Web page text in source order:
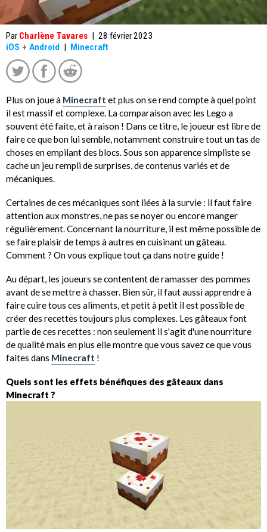
Par Charlène Tavares | 28 février 2023
iOS + Android | Minecraft
Plus on joue à Minecraft et plus on se rend compte à quel point
il est massif et complexe. La comparaison avec les Lego a
souvent été faite, et à raison ! Dans ce titre, le joueur est libre de
faire ce que bon lui semble, notamment construire tout un tas de
choses en empilant des blocs. Sous son apparence simpliste se
cache un jeu rempli de surprises, de contenus variés et de
mécaniques.
Certaines de ces mécaniques sont liées à la survie : il faut faire
attention aux monstres, ne pas se noyer ou encore manger
régulièrement. Concernant la nourriture, il est même possible de
se faire plaisir de temps à autres en cuisinant un gâteau.
Comment ? On vous explique tout ça dans notre guide !
Au départ, les joueurs se contentent de ramasser des pommes
avant de se mettre à chasser. Bien sûr, il faut aussi apprendre à
faire cuire tous ces aliments, et petit à petit il est possible de
créer des recettes toujours plus complexes. Les gâteaux font
partie de ces recettes : non seulement il s'agit d'une nourriture
de qualité mais en plus elle montre que vous savez ce que vous
faites dans Minecraft !
Quels sont les effets bénéfiques des gâteaux dans
Minecraft ?